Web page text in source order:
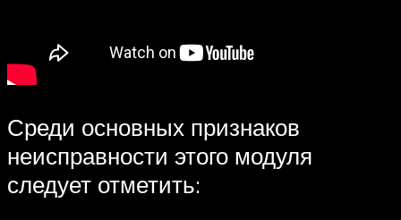
Среди основных признаков
неисправности этого модуля
следует отметить: